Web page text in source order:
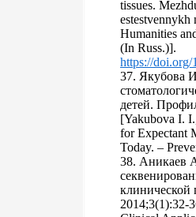
tissues.
estestvennykh
Humanities
(In Russ.)].
https://
37. Якубова
детей.
[Yakubova I.
for Expectant
Today. –
38. Аникаев
клинической